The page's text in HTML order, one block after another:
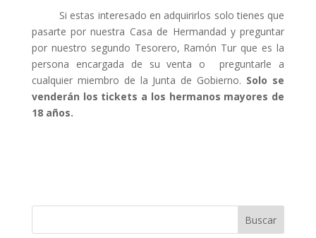
Si estas interesado en adquirirlos solo tienes que
pasarte por nuestra Casa de Hermandad y preguntar
por nuestro segundo Tesorero, Ramón Tur que es la
persona encargada de su venta o preguntarle a
cualquier miembro de la Junta de Gobierno. Solo se
venderán los tickets a los hermanos mayores de
18 años.